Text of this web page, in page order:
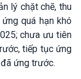
lý chặt chẽ, thu
quá hạn khó
chưa ưu tiên
tiếp tục ứng
ứng trước.